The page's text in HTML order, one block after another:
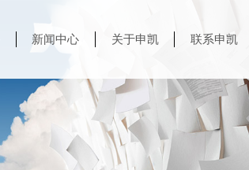
新闻中心 关于申凯 联系申凯